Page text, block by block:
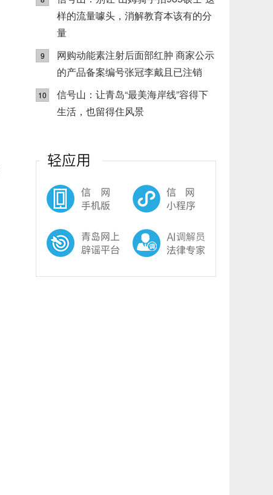
样的流量噱头，消解教育本该有的分
量
9
网购动能素注射后面部红肿 商家公示
的产品备案编号张冠李戴且已注销
10
信号山：让青岛“最美海岸线”容得下
生活，也留得住风景